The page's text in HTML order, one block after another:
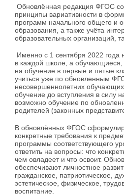
Обновлённая редакция ФГОС
принципы вариативности в
программ начального общего и
образования, а также учёта
образовательных организаций,
Именно с 1 сентября 2022 года
в каждой школе, а обучающиеся,
на обучение в первые и пятые
учиться уже по обновленным
несовершеннолетних
обучение до вступления в силу
возможно обучение по
родителей (законных
В обновлённых ФГОС
конкретные требования к
программы соответствующего
ответить на вопросы: что
чем овладеет и что освоит.
обеспечивают личностное
гражданское, патриотическое,
эстетическое, физическое,
воспитание.